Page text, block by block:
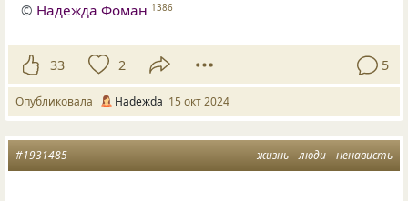
© Надежда Фоман 1386
33 2 5
Опубликовала Нadeжda 15 окт 2024
жизнь люди ненависть
#1931485